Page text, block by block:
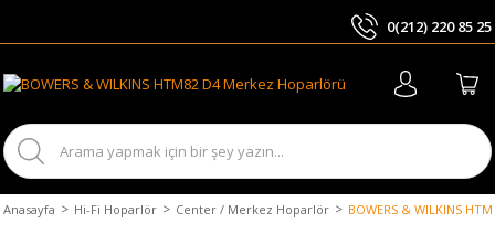
0(212) 220 85 25
Anasayfa Hi-Fi Hoparlör Center / Merkez Hoparlör BOWERS & WILKINS